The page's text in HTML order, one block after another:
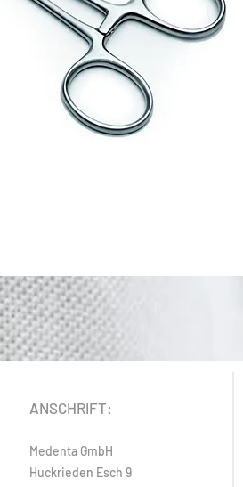
ANSCHRIFT:
Medenta GmbH
Huckrieden Esch 9